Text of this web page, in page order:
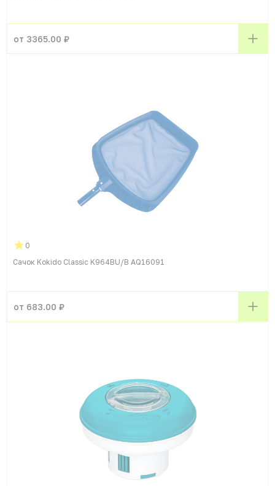
от 3365.00 ₽
0
Сачок Kokido Classic K964BU/B AQ16091
от 683.00 ₽